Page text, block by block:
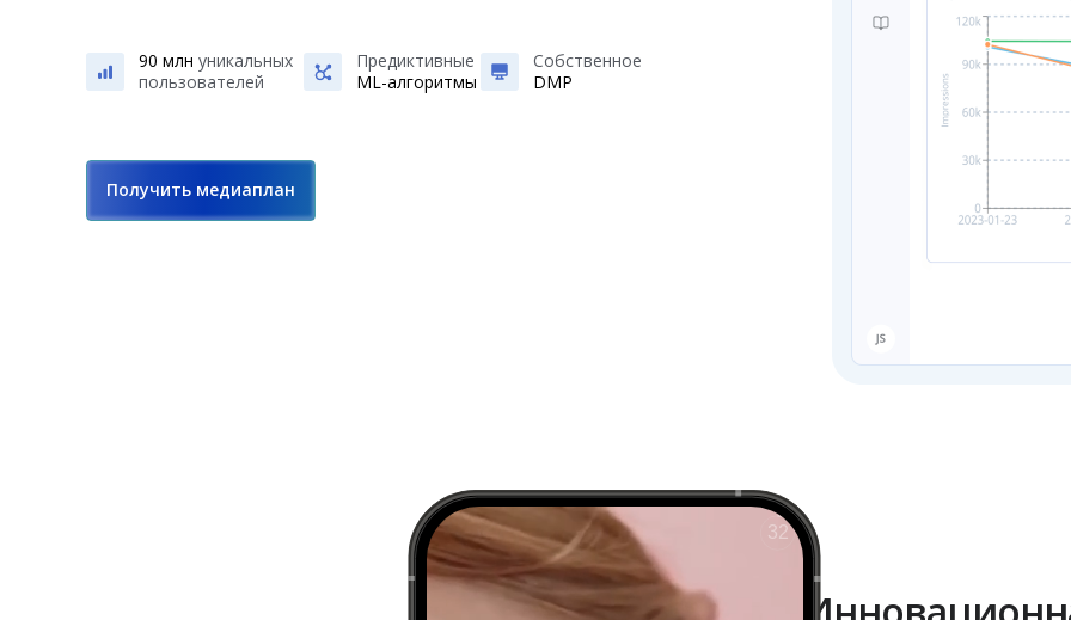
90 млн уникальных
пользователей
Предиктивные
ML-алгоритмы
Собственное
DMP
Получить медиаплан